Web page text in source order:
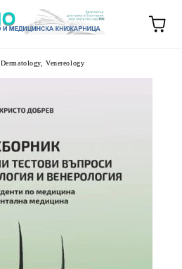
Dermatology, Venereology